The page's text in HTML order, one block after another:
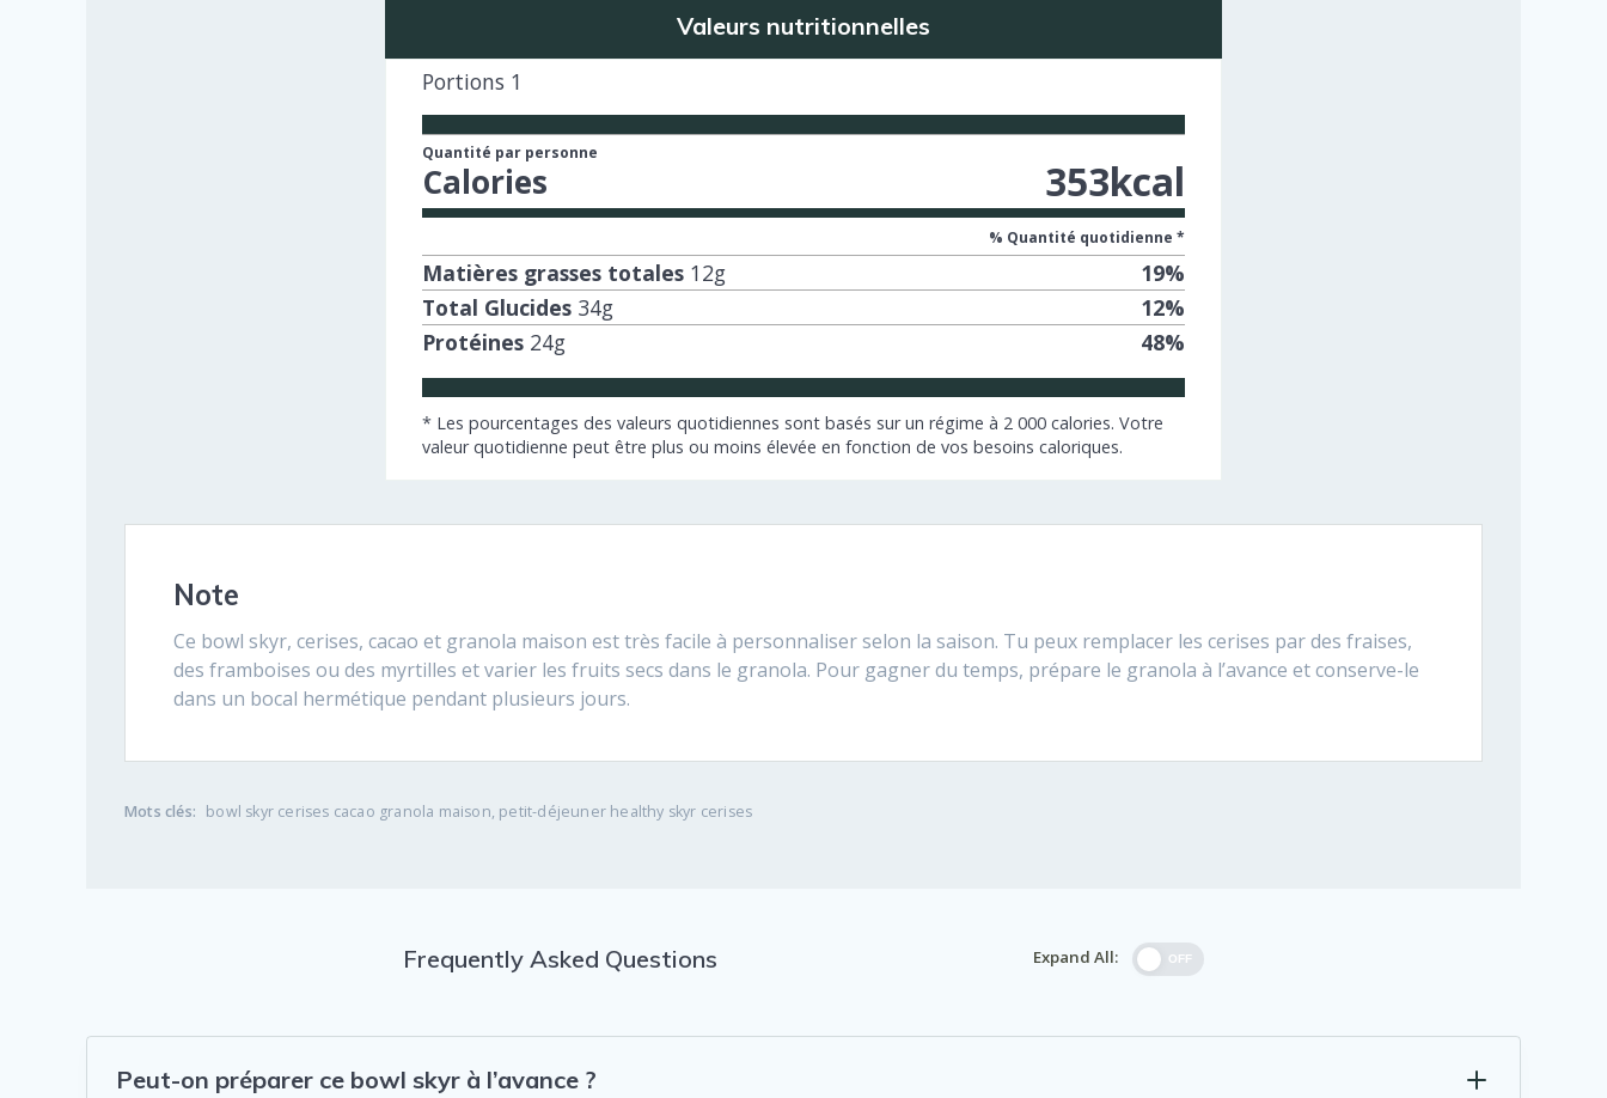
Valeurs nutritionnelles
Portions 1
Quantité par personne
Calories 353kcal
% Quantité quotidienne *
Matières grasses totales 12g 19%
Total Glucides 34g 12%
Protéines 24g 48%
* Les pourcentages des valeurs quotidiennes sont basés sur un régime à 2 000 calories. Votre
valeur quotidienne peut être plus ou moins élevée en fonction de vos besoins caloriques.
Note
Ce bowl skyr, cerises, cacao et granola maison est très facile à personnaliser selon la saison. Tu peux remplacer les cerises par des fraises,
des framboises ou des myrtilles et varier les fruits secs dans le granola. Pour gagner du temps, prépare le granola à l’avance et conserve-le
dans un bocal hermétique pendant plusieurs jours.
Mots clés: bowl skyr cerises cacao granola maison, petit-déjeuner healthy skyr cerises
Frequently Asked Questions Expand All: OFF
Peut-on préparer ce bowl skyr à l’avance ?